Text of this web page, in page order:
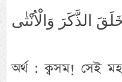
الذَّكَرَ وَالْاُنْثٰى
অর্থ : ক্বসম! সেই